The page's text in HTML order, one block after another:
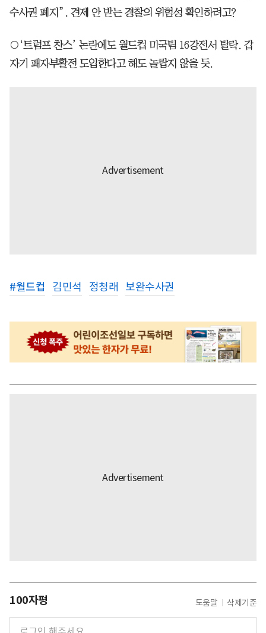
수사권 폐지”. 견제 안 받는 경찰의 위험성 확인하려고?
○‘트럼프 찬스’ 논란에도 월드컵 미국팀 16강전서 탈락. 갑
자기 패자부활전 도입한다고 해도 놀랍지 않을 듯.
#월드컵 김민석 정청래 보완수사권
100자평 도움말 삭제기준